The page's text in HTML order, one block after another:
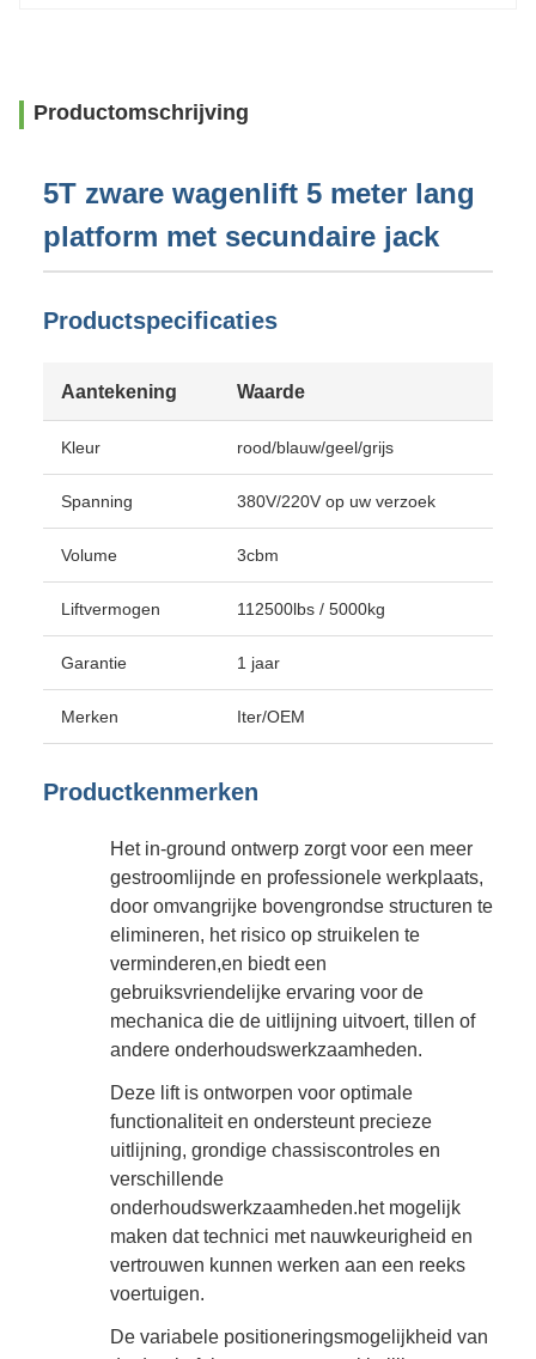
Productomschrijving
5T zware wagenlift 5 meter lang
platform met secundaire jack
Productspecificaties
Aantekening Waarde
Kleur rood/blauw/geel/grijs
Spanning 380V/220V op uw verzoek
Volume 3cbm
Liftvermogen 112500lbs / 5000kg
Garantie 1 jaar
Merken Iter/OEM
Productkenmerken
Het in-ground ontwerp zorgt voor een meer
gestroomlijnde en professionele werkplaats,
door omvangrijke bovengrondse structuren te
elimineren, het risico op struikelen te
verminderen,en biedt een
gebruiksvriendelijke ervaring voor de
mechanica die de uitlijning uitvoert, tillen of
andere onderhoudswerkzaamheden.
Deze lift is ontworpen voor optimale
functionaliteit en ondersteunt precieze
uitlijning, grondige chassiscontroles en
verschillende
onderhoudswerkzaamheden.het mogelijk
maken dat technici met nauwkeurigheid en
vertrouwen kunnen werken aan een reeks
voertuigen.
De variabele positioneringsmogelijkheid van